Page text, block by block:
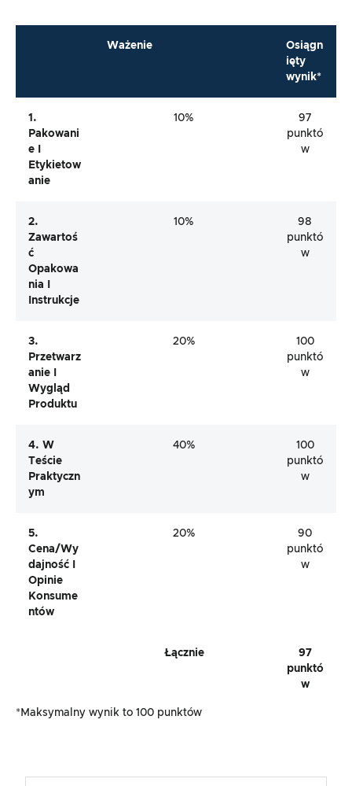
Ważenie
Osiągn
ięty
wynik*
1.
Pakowani
E I
Etykietow
Anie
10%
97
punktó
w
2.
Zawartoś
Ć
Opakowa
Nia I
Instrukcje
10%
98
punktó
w
3.
Przetwarz
Anie I
Wygląd
Produktu
20%
100
punktó
w
4. W
Teście
Praktyczn
Ym
40%
100
punktó
w
5.
Cena/wy
Dajność I
Opinie
Konsume
Ntów
20%
90
punktó
w
Łącznie
97
punktó
w
*Maksymalny wynik to 100 punktów